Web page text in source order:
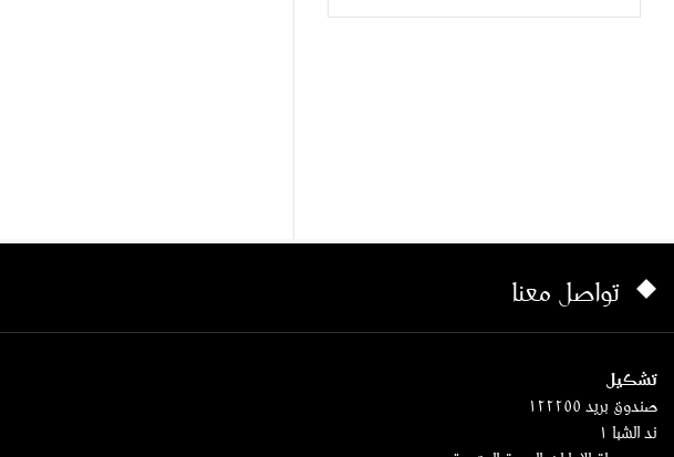
تواصل معنا
تشكيل
صندوق بريد ١٢٢٢٥٥
ند الشبا ١